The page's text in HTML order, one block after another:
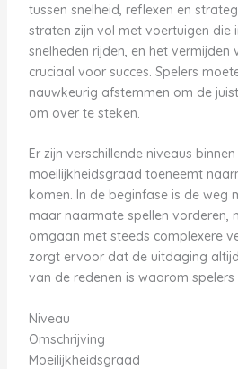
tussen snelheid, reflexen en
straten zijn vol met voertuigen die
snelheden rijden, en het vermijden
cruciaal voor succes. Spelers
nauwkeurig afstemmen om de
om over te steken.
Er zijn verschillende niveaus
moeilijkheidsgraad toeneemt
komen. In de beginfase is de weg
maar naarmate spellen vorderen,
omgaan met steeds complexere
zorgt ervoor dat de uitdaging
van de redenen is waarom
Niveau
Omschrijving
Moeilijkheidsgraad